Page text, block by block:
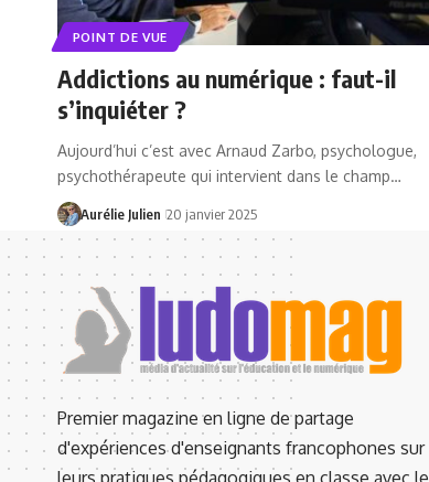
POINT DE VUE
Addictions au numérique : faut-il
s’inquiéter ?
Aujourd’hui c’est avec Arnaud Zarbo, psychologue,
psychothérapeute qui intervient dans le champ…
Aurélie Julien 20 janvier 2025
Premier magazine en ligne de partage
d'expériences d'enseignants francophones sur
leurs pratiques pédagogiques en classe avec le